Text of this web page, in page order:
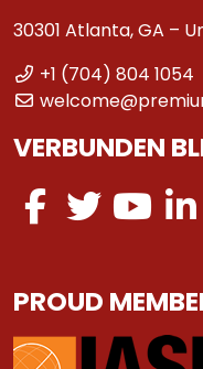
30301 Atlanta, GA –
+1 (704) 804 1054
VERBUNDEN
PROUD